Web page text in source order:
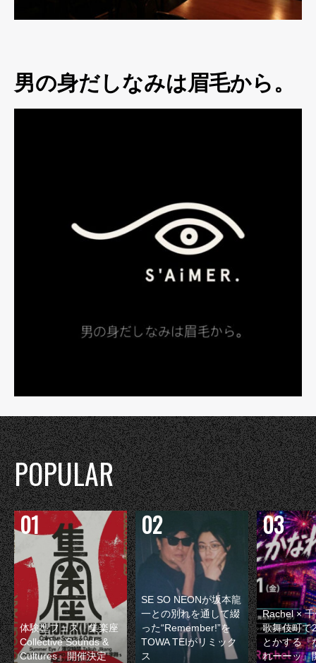
男の身だしなみは眉毛から。
POPULAR
体験型フェス『集楽座
Collective Sounds &
Cultures』開催決定
SE SO NEONが坂本龍
一との別れを通して綴
った“Remember!”を
TOWA TEIがリミック
ス
Rachel ×
歌舞伎町で
とかする『
れーーッ』